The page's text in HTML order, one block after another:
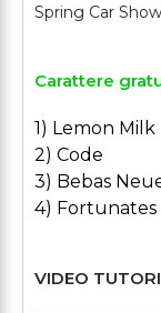
Carattere
1) Lemon Milk
2) Code
3) Bebas
4)
VIDEO